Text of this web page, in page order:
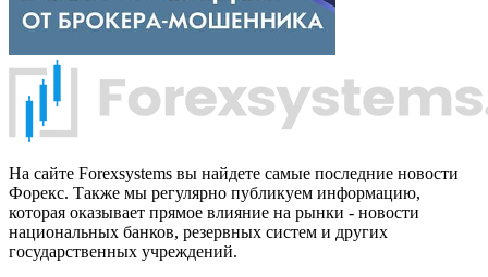
На сайте Forexsystems вы найдете самые последние новости
Форекс. Также мы регулярно публикуем информацию,
которая оказывает прямое влияние на рынки - новости
национальных банков, резервных систем и других
государственных учреждений.